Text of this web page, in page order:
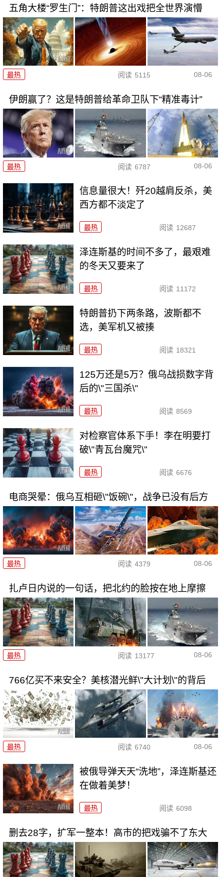
五角大楼“罗生门”：特朗普这出戏把全世界演懵
最热 阅读 5115 08-06
伊朗赢了？这是特朗普给革命卫队下“精准毒计”
最热 阅读 6787 08-06
信息量很大！歼20越肩反杀，美
西方都不淡定了
最热 阅读 12687
泽连斯基的时间不多了，最艰难
的冬天又要来了
最热 阅读 11172
特朗普扔下两条路，波斯都不
选，美军机又被揍
最热 阅读 18321
125万还是5万？俄乌战损数字背
后的\"三国杀\"
最热 阅读 8569
对检察官体系下手！李在明要打
破\"青瓦台魔咒\"
最热 阅读 6676
电商哭晕：俄乌互相砸\"饭碗\"，战争已没有后方
最热 阅读 4379 08-06
扎卢日内说的一句话，把北约的脸按在地上摩擦
最热 阅读 13177 08-06
766亿买不来安全？美核潜光鲜\"大计划\"的背后
最热 阅读 6740 08-06
被俄导弹天天“洗地”，泽连斯基还
在做着美梦！
最热 阅读 6098
删去28字，扩军一整本！高市的把戏骗不了东大